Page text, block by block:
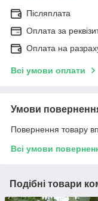
Післяплата
Оплата за
Оплата на
Всі умови оплати
Умови
Повернення товару
Всі умови
Подібні товари